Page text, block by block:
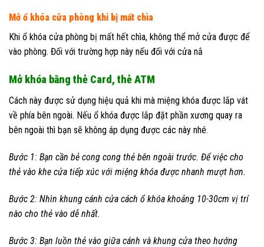
Mở ổ khóa cửa phòng khi bị mất chìa
Khi ổ khóa cửa phòng bị mất hết chìa, không thể mở cửa được để
vào phòng. Đối với trường hợp này nếu đối với cửa nắ
Mở khóa bằng thẻ Card, thẻ ATM
Cách này được sử dụng hiệu quả khi mà miệng khóa được lắp vát
về phía bên ngoài. Nếu ổ khóa được lắp đặt phần xương quay ra
bên ngoài thì bạn sẽ không áp dụng được các này nhé.
Bước 1: Bạn cần bẻ cong cong thẻ bên ngoài trước. Để việc cho
thẻ vào khe cửa tiếp xúc với miệng khóa được nhanh mượt hơn.
Bước 2: Nhìn khung cánh cửa cách ổ khóa khoảng 10-30cm vị trí
nào cho thẻ vào dễ nhất.
Bước 3: Bạn luồn thẻ vào giữa cánh và khung cửa theo hướng